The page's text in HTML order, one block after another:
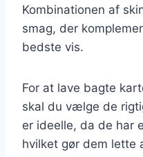
Kombinationen af
smag, der
bedste vis.
For at lave bagte
skal du vælge de
er ideelle, da de har
hvilket gør dem lette